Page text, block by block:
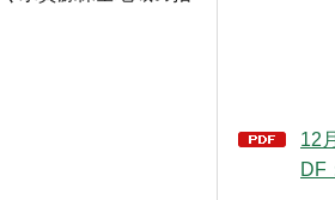
12
DF